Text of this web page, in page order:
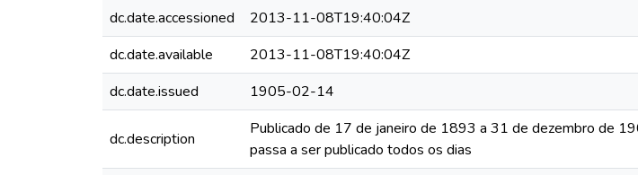
dc.date.accessioned
2013-11-08T19:40:04Z
dc.date.available
2013-11-08T19:40:04Z
dc.date.issued
1905-02-14
dc.description
Publicado de 17 de janeiro de 1893 a 31 de dezembro de
passa a ser publicado todos os dias